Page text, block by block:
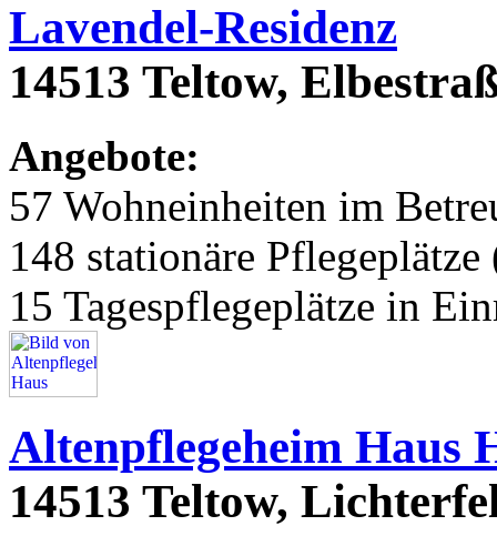
Lavendel-Residenz
14513 Teltow,
Angebote:
57 Wohneinheiten im
148 stationäre
15 Tagespflegeplätze in
Altenpflegeheim Haus
14513 Teltow,